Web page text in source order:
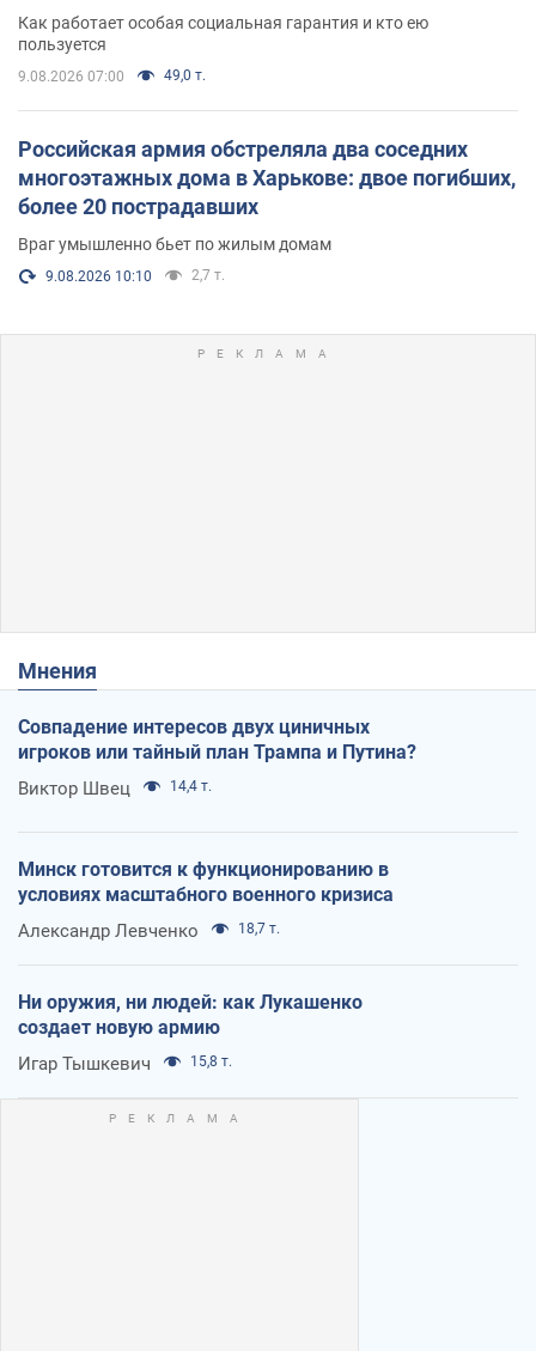
поселился
Как работает особая социальная гарантия и кто ею
пользуется
9.08.2026 07:00 49,0 т.
Российская армия обстреляла два соседних
многоэтажных дома в Харькове: двое погибших,
более 20 пострадавших
Враг умышленно бьет по жилым домам
9.08.2026 10:10 2,7 т.
Мнения
Совпадение интересов двух циничных
игроков или тайный план Трампа и Путина?
Виктор Швец 14,4 т.
Минск готовится к функционированию в
условиях масштабного военного кризиса
Александр Левченко 18,7 т.
Ни оружия, ни людей: как Лукашенко
создает новую армию
Игар Тышкевич 15,8 т.